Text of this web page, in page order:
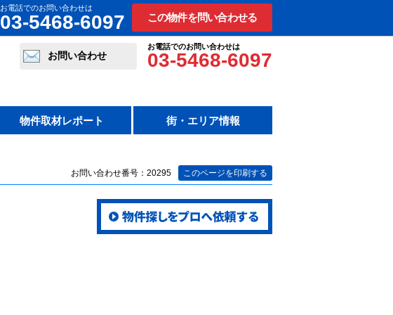
お電話でのお問い合わせは
03-5468-6097 この物件を問い合わせる
お電話でのお問い合わせは
03-5468-6097
お問い合わせ
物件取材レポート 街・エリア情報
お問い合わせ番号：20295 このページを印刷する